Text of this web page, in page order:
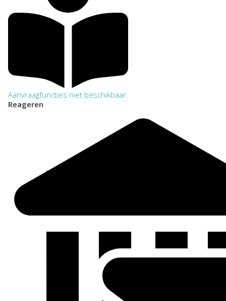
Aanvraagfuncties niet beschikbaar.
Reageren